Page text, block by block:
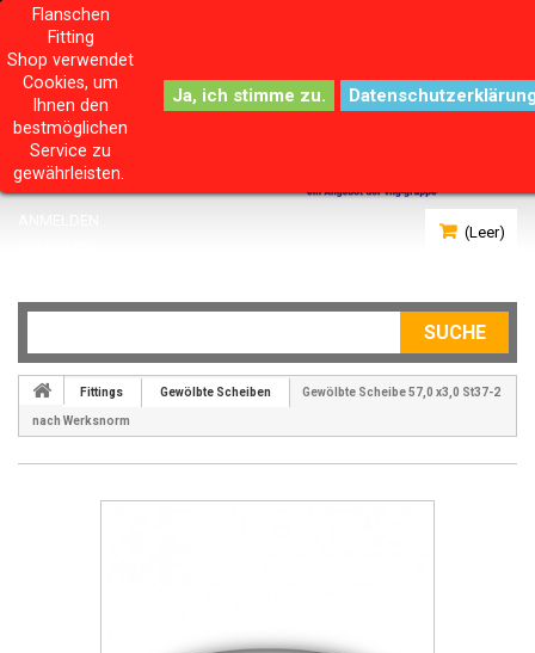
(Leer)
SUCHE
Flanschen
Fitting
Shop verwendet
Cookies, um
Ihnen den
bestmöglichen
Service zu
gewährleisten.
Fittings Gewölbte Scheiben Gewölbte Scheibe 57,0 x3,0 St37-2
nach Werksnorm